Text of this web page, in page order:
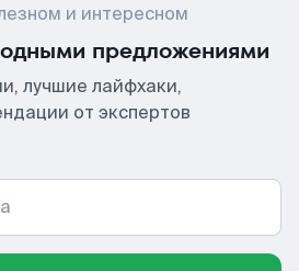
и интересном
предложениями
лучшие лайфхаки,
от экспертов